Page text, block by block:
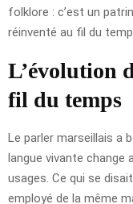
folklore : c’est un
réinventé au fil du
L’évolution
fil du temps
Le parler marseillais a
langue vivante change
usages. Ce qui se
employé de la même